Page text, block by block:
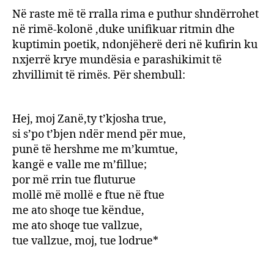
Në raste më të rralla rima e puthur shndërrohet
në rimë-kolonë ,duke unifikuar ritmin dhe
kuptimin poetik, ndonjëherë deri në kufirin ku
nxjerrë krye mundësia e parashikimit të
zhvillimit të rimës. Për shembull:
Hej, moj Zanë,ty t’kjosha true,
si s’po t’bjen ndër mend për mue,
punë të hershme me m’kumtue,
kangë e valle me m’fillue;
por më rrin tue fluturue
mollë më mollë e ftue në ftue
me ato shoqe tue këndue,
me ato shoqe tue vallzue,
tue vallzue, moj, tue lodrue*